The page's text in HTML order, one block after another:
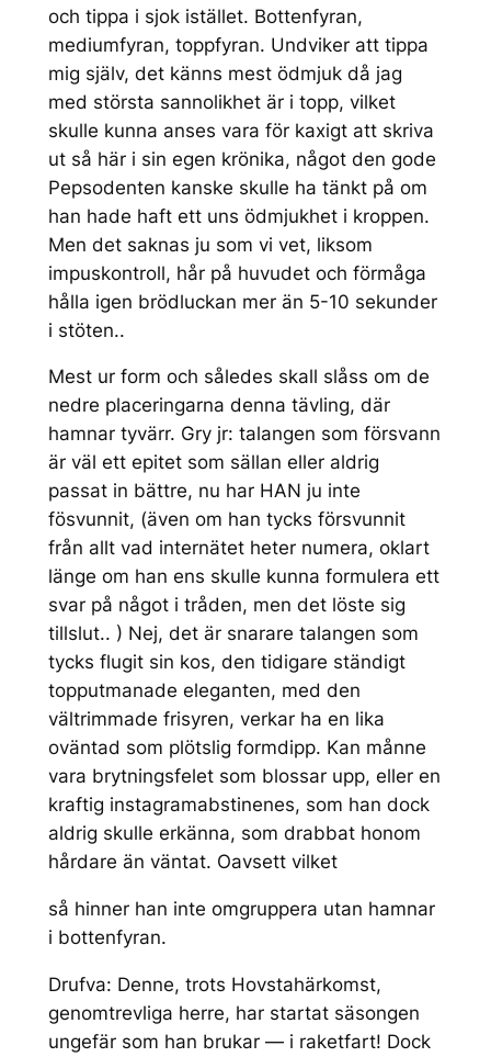
och tippa i sjok istället. Bottenfyran,
mediumfyran, toppfyran. Undviker att tippa
mig själv, det känns mest ödmjuk då jag
med största sannolikhet är i topp, vilket
skulle kunna anses vara för kaxigt att skriva
ut så här i sin egen krönika, något den gode
Pepsodenten kanske skulle ha tänkt på om
han hade haft ett uns ödmjukhet i kroppen.
Men det saknas ju som vi vet, liksom
impuskontroll, hår på huvudet och förmåga
hålla igen brödluckan mer än 5-10 sekunder
i stöten..
Mest ur form och således skall slåss om de
nedre placeringarna denna tävling, där
hamnar tyvärr. Gry jr: talangen som försvann
är väl ett epitet som sällan eller aldrig
passat in bättre, nu har HAN ju inte
fösvunnit, (även om han tycks försvunnit
från allt vad internätet heter numera, oklart
länge om han ens skulle kunna formulera ett
svar på något i tråden, men det löste sig
tillslut.. ) Nej, det är snarare talangen som
tycks flugit sin kos, den tidigare ständigt
topputmanade eleganten, med den
vältrimmade frisyren, verkar ha en lika
oväntad som plötslig formdipp. Kan månne
vara brytningsfelet som blossar upp, eller en
kraftig instagramabstinenes, som han dock
aldrig skulle erkänna, som drabbat honom
hårdare än väntat. Oavsett vilket
så hinner han inte omgruppera utan hamnar
i bottenfyran.
Drufva: Denne, trots Hovstahärkomst,
genomtrevliga herre, har startat säsongen
ungefär som han brukar — i raketfart! Dock